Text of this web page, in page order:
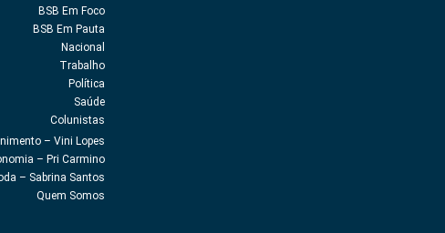
BSB Em Foco
BSB Em Pauta
Nacional
Trabalho
Política
Saúde
Colunistas
– Vini Lopes
– Pri Carmino
– Sabrina Santos
Quem Somos